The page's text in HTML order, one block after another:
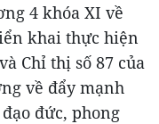
4 khóa XI về
khai thực hiện
Chỉ thị số 87 của
về đẩy mạnh
đức, phong